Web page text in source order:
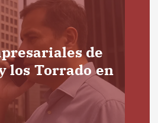
de
los Torrado en